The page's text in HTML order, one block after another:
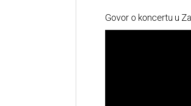
Govor o koncertu u